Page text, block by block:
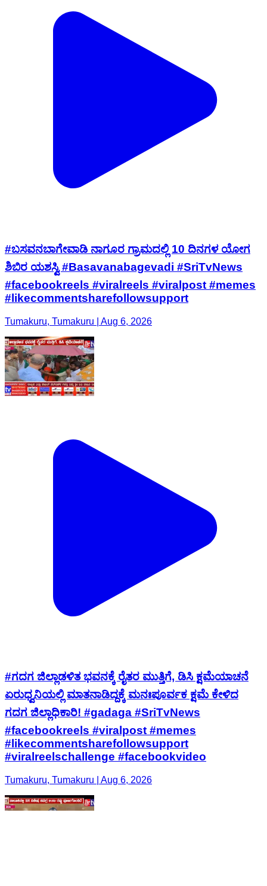
#ಬಸವನಬಾಗೇವಾಡಿ ನಾಗೂರ ಗ್ರಾಮದಲ್ಲಿ 10 ದಿನಗಳ ಯೋಗ
ಶಿಬಿರ ಯಶಸ್ವಿ #Basavanabagevadi #SriTvNews
#facebookreels #viralreels #viralpost #memes
#likecommentsharefollowsupport
Tumakuru, Tumakuru | Aug 6, 2026
#ಗದಗ ಜಿಲ್ಲಾಡಳಿತ ಭವನಕ್ಕೆ ರೈತರ ಮುತ್ತಿಗೆ, ಡಿಸಿ ಕ್ಷಮೆಯಾಚನೆ
ಏರುಧ್ವನಿಯಲ್ಲಿ ಮಾತನಾಡಿದ್ದಕ್ಕೆ ಮನಃಪೂರ್ವಕ ಕ್ಷಮೆ ಕೇಳಿದ
ಗದಗ ಜಿಲ್ಲಾಧಿಕಾರಿ! #gadaga #SriTvNews
#facebookreels #viralpost #memes
#likecommentsharefollowsupport
#viralreelschallenge #facebookvideo
Tumakuru, Tumakuru | Aug 6, 2026